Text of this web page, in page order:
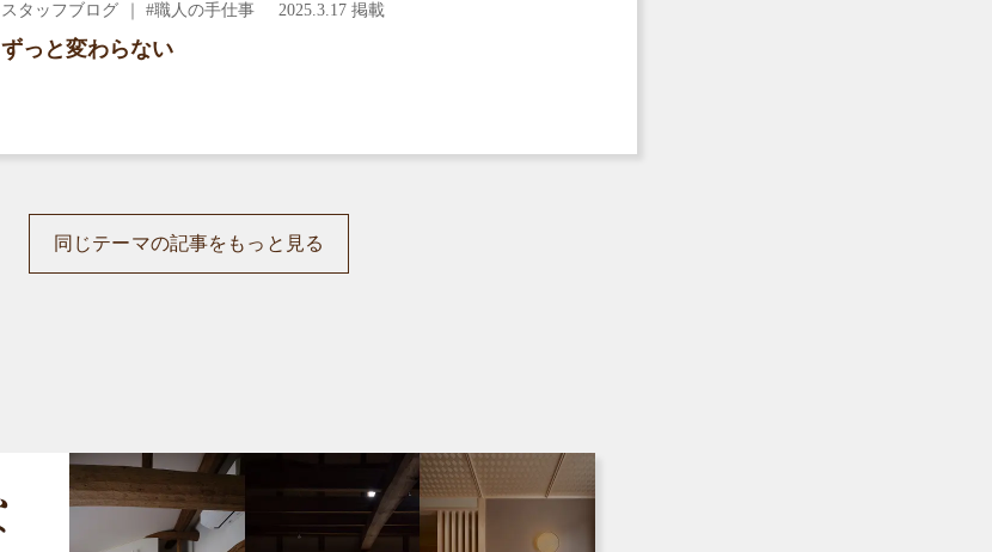
スタッフブログ ｜ #職人の手仕事 2025.3.17 掲載
ずっと変わらない
同じテーマの記事をもっと見る